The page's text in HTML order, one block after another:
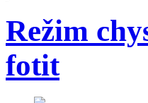
Režim
fotit